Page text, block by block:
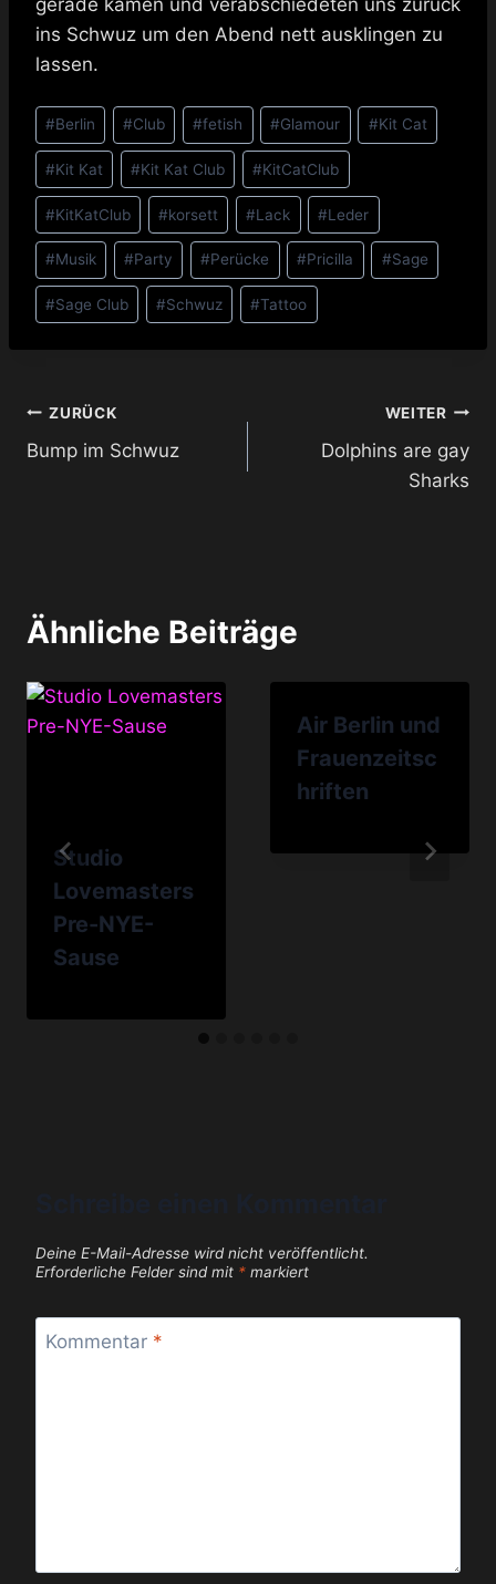
ins Schwuz um den Abend nett ausklingen zu
lassen.
Schlagworte:
#Berlin #Club #fetish #Glamour #Kit Cat
#Kit Kat #Kit Kat Club #KitCatClub
#KitKatClub #korsett #Lack #Leder
#Musik #Party #Perücke #Pricilla #Sage
#Sage Club #Schwuz #Tattoo
Beitragsnavigation
ZURÜCK
Bump im Schwuz
WEITER
Dolphins are gay
Sharks
Ähnliche Beiträge
Studio
Lovemasters
Pre-NYE-
Sause
Air Berlin und
Frauenzeitsc
hriften
Deine E-Mail-Adresse wird nicht veröffentlicht.
Erforderliche Felder sind mit * markiert
Kommentar *